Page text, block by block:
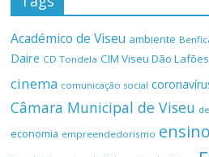
Académico de Viseu ambiente
Daire CD Tondela CIM Viseu Dão Lafões
cinema comunicação social
Câmara Municipal de Viseu
economia empreendedorismo